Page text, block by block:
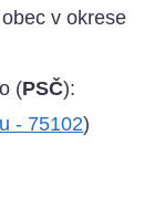
v okrese
(PSČ):
- 75102)